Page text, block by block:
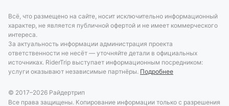
Всё, что размещено на сайте, носит исключительно информационный
характер, не является публичной офертой и не имеет коммерческого
интереса.
За актуальность информации администрация проекта
ответственности не несёт — уточняйте детали в официальных
источниках. RiderTrip выступает информационным посредником:
услуги оказывают независимые партнёры. Подробнее
© 2017–2026 Райдертрип
Все права защищены. Копирование информации только с разрешения